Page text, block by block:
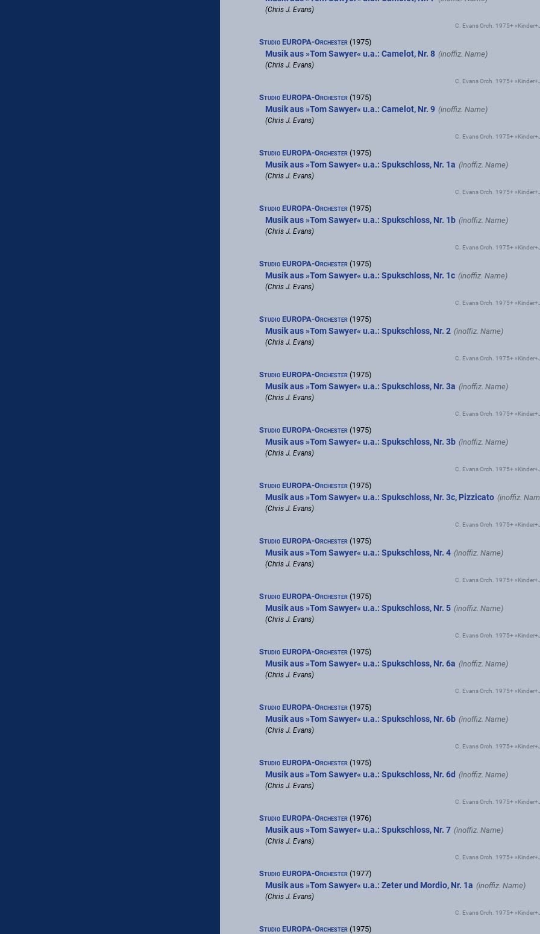
(Chris J. Evans)
C. Evans Orch. 1975+
Studio EUROPA-Orchester (1975)
Musik aus »Tom Sawyer« u.a.: Camelot, Nr. 8
(Chris J. Evans)
C. Evans Orch. 1975+
Studio EUROPA-Orchester (1975)
Musik aus »Tom Sawyer« u.a.: Camelot, Nr. 9
(Chris J. Evans)
C. Evans Orch. 1975+
Studio EUROPA-Orchester (1975)
Musik aus »Tom Sawyer« u.a.: Spukschloss, Nr. 1a
(Chris J. Evans)
C. Evans Orch. 1975+
Studio EUROPA-Orchester (1975)
Musik aus »Tom Sawyer« u.a.: Spukschloss, Nr. 1b
(Chris J. Evans)
C. Evans Orch. 1975+
Studio EUROPA-Orchester (1975)
Musik aus »Tom Sawyer« u.a.: Spukschloss, Nr. 1c
(Chris J. Evans)
C. Evans Orch. 1975+
Studio EUROPA-Orchester (1975)
Musik aus »Tom Sawyer« u.a.: Spukschloss, Nr. 2
(Chris J. Evans)
C. Evans Orch. 1975+
Studio EUROPA-Orchester (1975)
Musik aus »Tom Sawyer« u.a.: Spukschloss, Nr. 3a
(Chris J. Evans)
C. Evans Orch. 1975+
Studio EUROPA-Orchester (1975)
Musik aus »Tom Sawyer« u.a.: Spukschloss, Nr. 3b
(Chris J. Evans)
C. Evans Orch. 1975+
Studio EUROPA-Orchester (1975)
Musik aus »Tom Sawyer« u.a.: Spukschloss, Nr. 3c, Pizzicato
(Chris J. Evans)
C. Evans Orch. 1975+
Studio EUROPA-Orchester (1975)
Musik aus »Tom Sawyer« u.a.: Spukschloss, Nr. 4
(Chris J. Evans)
C. Evans Orch. 1975+
Studio EUROPA-Orchester (1975)
Musik aus »Tom Sawyer« u.a.: Spukschloss, Nr. 5
(Chris J. Evans)
C. Evans Orch. 1975+
Studio EUROPA-Orchester (1975)
Musik aus »Tom Sawyer« u.a.: Spukschloss, Nr. 6a
(Chris J. Evans)
C. Evans Orch. 1975+
Studio EUROPA-Orchester (1975)
Musik aus »Tom Sawyer« u.a.: Spukschloss, Nr. 6b
(Chris J. Evans)
C. Evans Orch. 1975+
Studio EUROPA-Orchester (1975)
Musik aus »Tom Sawyer« u.a.: Spukschloss, Nr. 6d
(Chris J. Evans)
C. Evans Orch. 1975+
Studio EUROPA-Orchester (1976)
Musik aus »Tom Sawyer« u.a.: Spukschloss, Nr. 7
(Chris J. Evans)
C. Evans Orch. 1975+
Studio EUROPA-Orchester (1977)
Musik aus »Tom Sawyer« u.a.: Zeter und Mordio, Nr. 1a
(Chris J. Evans)
C. Evans Orch. 1975+
Studio EUROPA-Orchester (1975)